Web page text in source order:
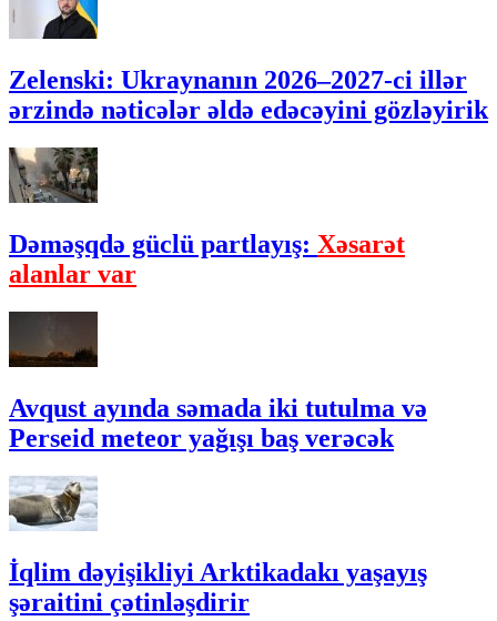
Zelenski: Ukraynanın 2026–2027-ci illər
ərzində nəticələr əldə edəcəyini gözləyirik
Dəməşqdə güclü partlayış: Xəsarət
alanlar var
Avqust ayında səmada iki tutulma və
Perseid meteor yağışı baş verəcək
İqlim dəyişikliyi Arktikadakı yaşayış
şəraitini çətinləşdirir